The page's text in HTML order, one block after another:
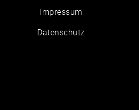
Impressum
Daten­schutz